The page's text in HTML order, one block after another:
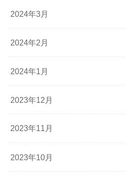
2024年3月
2024年2月
2024年1月
2023年12月
2023年11月
2023年10月